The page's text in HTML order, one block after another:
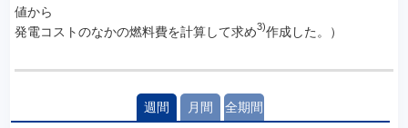
値から
発電コストのなかの燃料費を計算して求め3)作成した。）
週間 月間 全期間